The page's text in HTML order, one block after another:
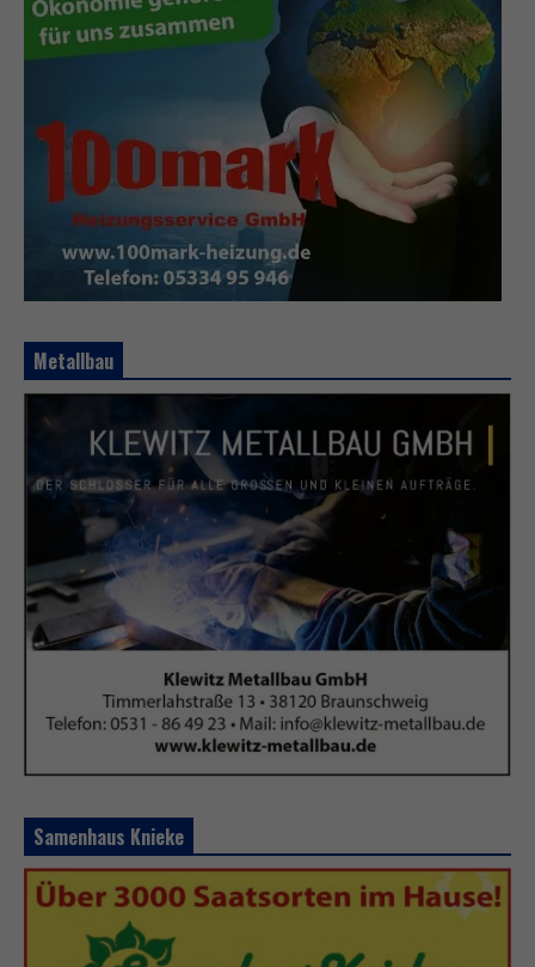
Metallbau
Samenhaus Knieke